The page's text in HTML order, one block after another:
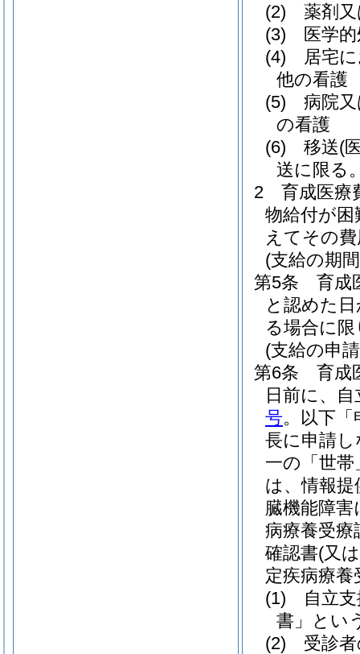
(2)
薬剤
(3)
医学
(4)
居宅
他の看護
(5)
病院
の看護
(6)
移送(
送に限る
2
育成医療
物給付が
えてその
(支給の期
第5条
育成
と認めた
る場合に
(支給の申
第6条
育成
日前に、
号。以下
長に申請
一の「世
は、情報
臓機能障
病療養受療
確認書(又
定疾病療
(1)
自立
書」とい
(2)
受診